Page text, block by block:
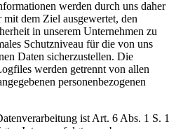
werden durch uns daher
mit dem Ziel ausgewertet, den
in unserem Unternehmen zu
Schutzniveau für die von uns
Daten sicherzustellen. Die
werden getrennt von allen
personenbezogenen
ist Art. 6 Abs. 1 S. 1